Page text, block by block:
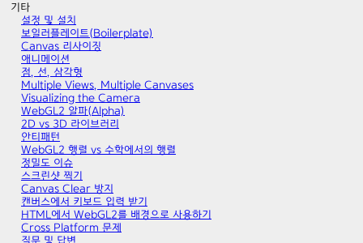
기타
설정 및 설치
보일러플레이트(Boilerplate)
Canvas 리사이징
애니메이션
점, 선, 삼각형
Multiple Views, Multiple Canvases
Visualizing the Camera
WebGL2 알파(Alpha)
2D vs 3D 라이브러리
안티패턴
WebGL2 행렬 vs 수학에서의 행렬
정밀도 이슈
스크린샷 찍기
Canvas Clear 방지
캔버스에서 키보드 입력 받기
HTML에서 WebGL2를 배경으로 사용하기
Cross Platform 문제